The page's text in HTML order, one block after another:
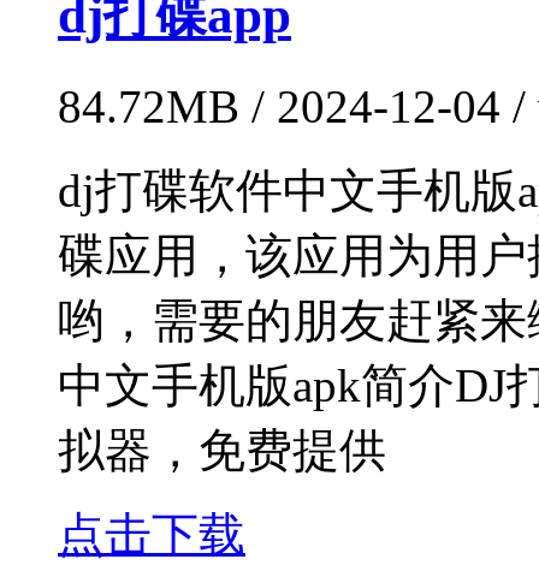
dj打碟app
84.72MB / 2024-12-04
dj打碟软件中文手机版
碟应用，该应用为用
哟，需要的朋友赶紧
中文手机版apk简介DJ
拟器，免费提供
点击下载